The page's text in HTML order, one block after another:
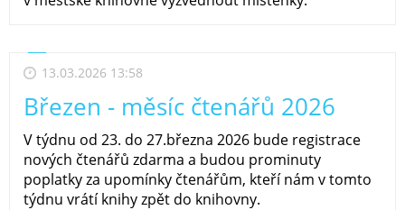
13.03.2026 13:58
Březen - měsíc čtenářů 2026
V týdnu od 23. do 27.března 2026 bude registrace
nových čtenářů zdarma a budou prominuty
poplatky za upomínky čtenářům, kteří nám v tomto
týdnu vrátí knihy zpět do knihovny.